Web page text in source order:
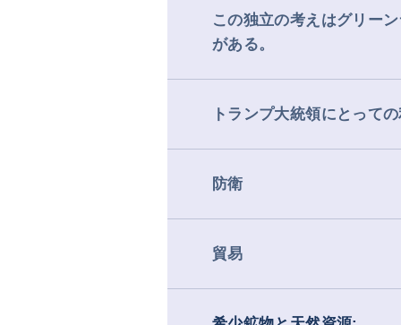
この独立の考えはグリー
がある。
トランプ大統領にとって
防衛
貿易